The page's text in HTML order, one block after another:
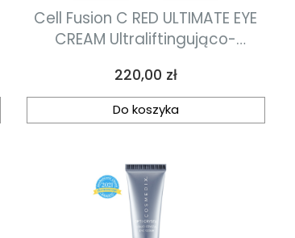
Cell Fusion C RED ULTIMATE EYE
CREAM Ultraliftingująco-
15ml
Cena
220,00 zł
Do koszyka